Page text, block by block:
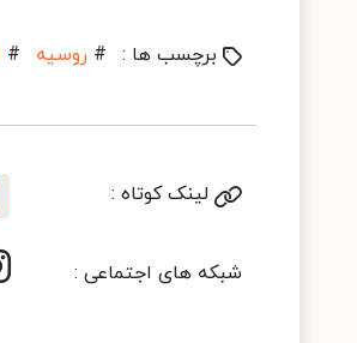
برچسب ها : # روسیه #
لینک کوتاه :
شبکه های اجتماعی :